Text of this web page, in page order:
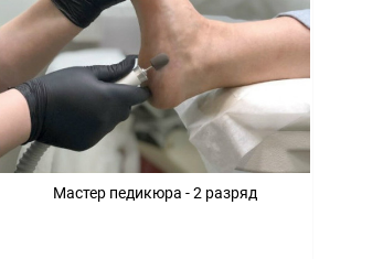
Мастер педикюра - 2 разряд